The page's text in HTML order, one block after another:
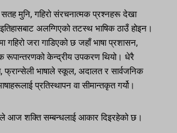
सतह मुनि, गहिरो संरचनात्मक प्रश्नहरू देखा
अलग्गिएको तटस्थ भाषिक ठाउँ होइन।
गहिरो जरा गाडिएको छ जहाँ भाषा प्रशासन,
रूपान्तरणको केन्द्रीय उपकरण थियो। धेरै
फ्रान्सेली भाषाले स्कूल, अदालत र सार्वजनिक
प्रतिस्थापन वा सीमान्तकृत गर्यो।
आज शक्ति सम्बन्धलाई आकार दिइरहेको छ।